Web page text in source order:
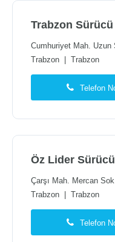
Trabzon
Cumhuriyet Mah.
Trabzon
Trabzon
Telefon
Öz Lider
Çarşı Mah. Mercan
Trabzon
Trabzon
Telefon